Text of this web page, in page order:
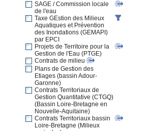
SAGE / Commission locale
de l'eau
Taxe GEstion des Milieux
Aquatiques et Prévention
des Inondations (GEMAPI)
par EPCI
Projets de Territoire pour la
Gestion de l'Eau (PTGE)
Contrats de milieu
Plans de Gestion des
Etiages (bassin Adour-
Garonne)
Contrats Territoriaux de
Gestion Quantitative (CTGQ)
(Bassin Loire-Bretagne en
Nouvelle-Aquitaine)
Contrats Territoriaux bassin
Loire-Bretagne (Milieux